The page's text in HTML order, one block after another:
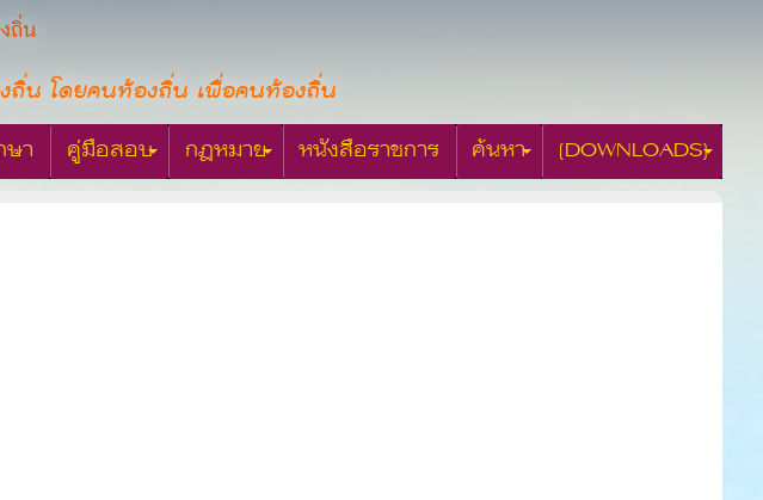
ถิ่น
ถิ่น โดยคนท้องถิ่น เพื่อคนท้องถิ่น
ษา คู่มือสอบ กฎหมาย หนังสือราชการ ค้นหา [DOWNLOADS]